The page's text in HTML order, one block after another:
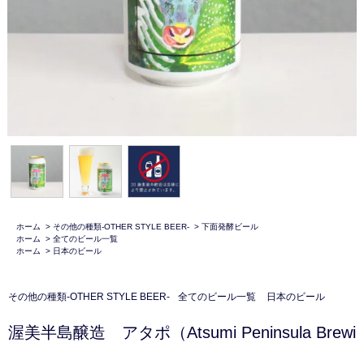
ホーム > その他の種類-OTHER STYLE BEER- > 下面発酵ビール
ホーム
> 全てのビール一覧
ホーム
> 日本のビール
その他の種類-OTHER STYLE BEER- 全てのビール一覧 日本のビール
渥美半島醸造 アタポ（Atsumi Peninsula Brewi